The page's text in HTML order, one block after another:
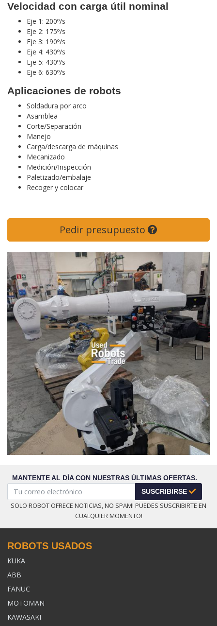
Velocidad con carga útil nominal
Eje 1: 200º/s
Eje 2: 175º/s
Eje 3: 190º/s
Eje 4: 430º/s
Eje 5: 430º/s
Eje 6: 630º/s
Aplicaciones de robots
Soldadura por arco
Asamblea
Corte/Separación
Manejo
Carga/descarga de máquinas
Mecanizado
Medición/Inspección
Paletizado/embalaje
Recoger y colocar
Pedir presupuesto
Next
MANTENTE AL DÍA CON NUESTRAS ÚLTIMAS OFERTAS.
SUSCRIBIRSE
SOLO ROBOT OFRECE NOTICIAS, NO SPAM! PUEDES SUSCRIBIRTE EN
CUALQUIER MOMENTO!
ROBOTS USADOS
KUKA
ABB
FANUC
MOTOMAN
KAWASAKI